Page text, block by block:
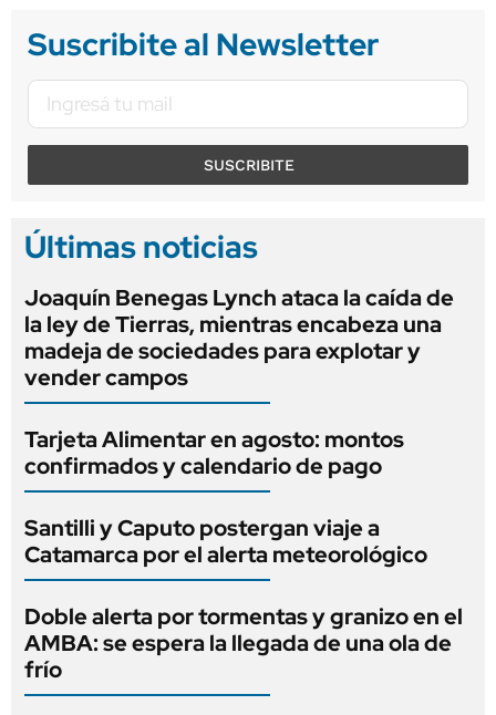
Suscribite al Newsletter
SUSCRIBITE
Últimas noticias
Joaquín Benegas Lynch ataca la caída de
la ley de Tierras, mientras encabeza una
madeja de sociedades para explotar y
vender campos
Tarjeta Alimentar en agosto: montos
confirmados y calendario de pago
Santilli y Caputo postergan viaje a
Catamarca por el alerta meteorológico
Doble alerta por tormentas y granizo en el
AMBA: se espera la llegada de una ola de
frío